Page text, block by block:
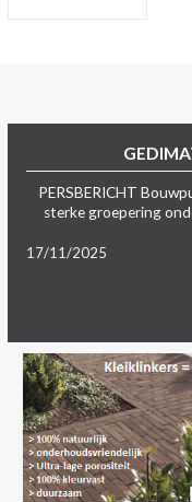
PERSBERICHT
sterke groepering
17/11/2025